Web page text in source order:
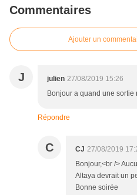
Commentaires
Ajouter un
J julien 27/08/2019 15:26
Bonjour a quand une sortie
Répondre
C CJ 27/08/2019
Bonjour,<br />
Altaya devrait un
Bonne soirée